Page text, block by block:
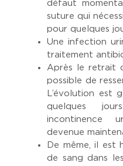
défaut
suture qui
pour quelques
Une infection
traitement
Après le retrait
possible de
L’évolution est
quelques
incontinence
devenue
De même, il est
de sang dans